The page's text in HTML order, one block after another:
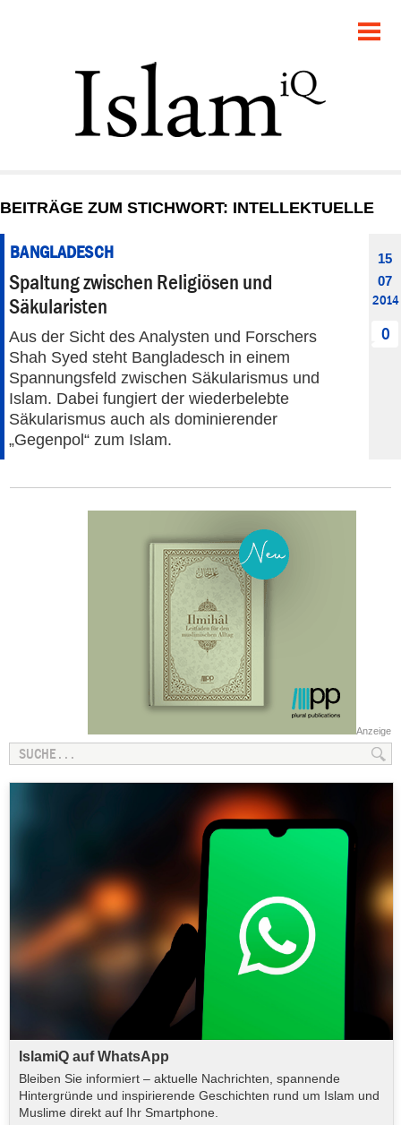
GESELLSCHAFT
STARTSEITE
DEBATTE
PANORAMA
BEITRÄGE ZUM STICHWORT: INTELLEKTUELLE
BANGLADESCH
Spaltung zwischen Religiösen und
Säkularisten
Aus der Sicht des Analysten und Forschers
Shah Syed steht Bangladesch in einem
Spannungsfeld zwischen Säkularismus und
Islam. Dabei fungiert der wiederbelebte
Säkularismus auch als dominierender
„Gegenpol“ zum Islam.
15
07
2014
0
Anzeige
IslamiQ auf WhatsApp
Bleiben Sie informiert – aktuelle Nachrichten, spannende
Hintergründe und inspirierende Geschichten rund um Islam und
Muslime direkt auf Ihr Smartphone.